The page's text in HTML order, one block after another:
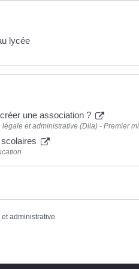
lycée
une association ?
et administrative (Dila) - Premier
administrative